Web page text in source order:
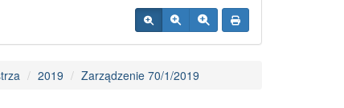
2019 Zarządzenie 70/1/2019